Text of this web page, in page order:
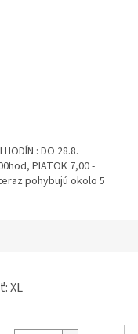
: DO 28.8.
PIATOK 7,00 -
pohybujú okolo 5
XL